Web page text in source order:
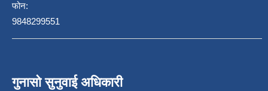
फोन:
9848299551
गुनासो सुनुवाई अधिकारी